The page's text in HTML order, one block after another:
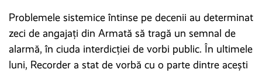
Problemele sistemice întinse pe decenii au determinat
zeci de angajați din Armată să tragă un semnal de
alarmă, în ciuda interdicției de vorbi public. În ultimele
luni, Recorder a stat de vorbă cu o parte dintre acești